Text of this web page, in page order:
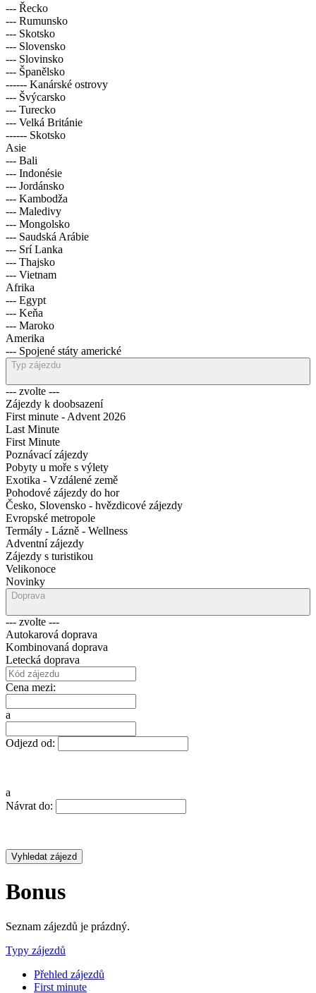
--- Řecko
--- Rumunsko
--- Skotsko
--- Slovensko
--- Slovinsko
--- Španělsko
------ Kanárské ostrovy
--- Švýcarsko
--- Turecko
--- Velká Británie
------ Skotsko
Asie
--- Bali
--- Indonésie
--- Jordánsko
--- Kambodža
--- Maledivy
--- Mongolsko
--- Saudská Arábie
--- Srí Lanka
--- Thajsko
--- Vietnam
Afrika
--- Egypt
--- Keňa
--- Maroko
Amerika
--- Spojené státy americké
Typ zájezdu
--- zvolte ---
Zájezdy k doobsazení
First minute - Advent 2026
Last Minute
First Minute
Poznávací zájezdy
Pobyty u moře s výlety
Exotika - Vzdálené země
Pohodové zájezdy do hor
Česko, Slovensko - hvězdicové zájezdy
Evropské metropole
Termály - Lázně - Wellness
Adventní zájezdy
Zájezdy s turistikou
Velikonoce
Novinky
Doprava
--- zvolte ---
Autokarová doprava
Kombinovaná doprava
Letecká doprava
Cena mezi:
a
Odjezd od:
a
Návrat do:
Bonus
Seznam zájezdů je prázdný.
Typy zájezdů
Přehled zájezdů
First minute